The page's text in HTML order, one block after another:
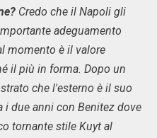
Credo che il Napoli gli
adeguamento
momento è il valore
il più in forma. Dopo un
che l'esterno è il suo
i due anni con Benitez dove
tornante stile Kuyt al